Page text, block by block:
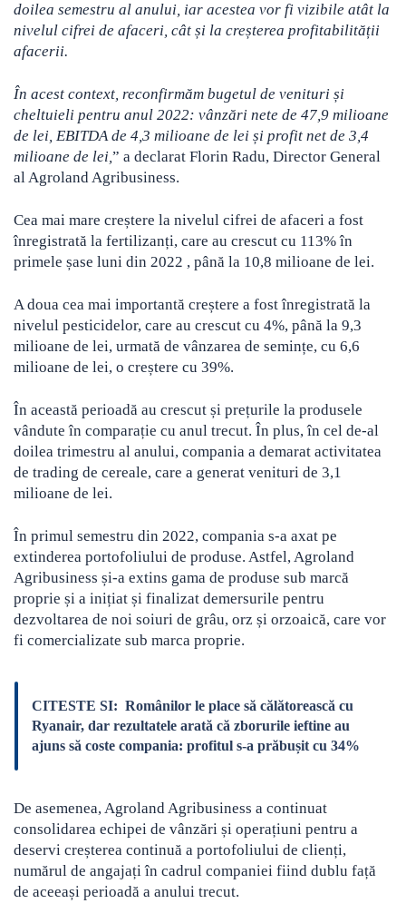
doilea semestru al anului, iar acestea vor fi vizibile atât la
nivelul cifrei de afaceri, cât și la creșterea profitabilității
afacerii.
În acest context, reconfirmăm bugetul de venituri și
cheltuieli pentru anul 2022: vânzări nete de 47,9 milioane
de lei, EBITDA de 4,3 milioane de lei și profit net de 3,4
milioane de lei,” a declarat Florin Radu, Director General
al Agroland Agribusiness.
Cea mai mare creștere la nivelul cifrei de afaceri a fost
înregistrată la fertilizanți, care au crescut cu 113% în
primele șase luni din 2022 , până la 10,8 milioane de lei.
A doua cea mai importantă creștere a fost înregistrată la
nivelul pesticidelor, care au crescut cu 4%, până la 9,3
milioane de lei, urmată de vânzarea de semințe, cu 6,6
milioane de lei, o creștere cu 39%.
În această perioadă au crescut și prețurile la produsele
vândute în comparație cu anul trecut. În plus, în cel de-al
doilea trimestru al anului, compania a demarat activitatea
de trading de cereale, care a generat venituri de 3,1
milioane de lei.
În primul semestru din 2022, compania s-a axat pe
extinderea portofoliului de produse. Astfel, Agroland
Agribusiness și-a extins gama de produse sub marcă
proprie și a inițiat și finalizat demersurile pentru
dezvoltarea de noi soiuri de grâu, orz și orzoaică, care vor
fi comercializate sub marca proprie.
CITESTE SI: Românilor le place să călătorească cu
Ryanair, dar rezultatele arată că zborurile ieftine au
ajuns să coste compania: profitul s-a prăbușit cu 34%
De asemenea, Agroland Agribusiness a continuat
consolidarea echipei de vânzări și operațiuni pentru a
deservi creșterea continuă a portofoliului de clienți,
numărul de angajați în cadrul companiei fiind dublu față
de aceeași perioadă a anului trecut.